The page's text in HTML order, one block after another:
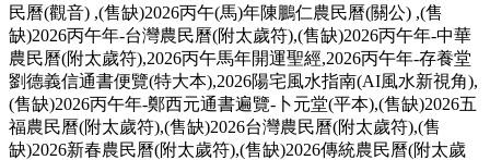
民曆(觀音) ,(售缺)2026丙午(馬)年陳鵬仁農民曆(關公) ,(售
缺)2026丙午年-台灣農民曆(附太歲符),(售缺)2026丙午年-中華
農民曆(附太歲符),2026丙午馬年開運聖經,2026丙午年-存養堂
劉德義信通書便覽(特大本),2026陽宅風水指南(AI風水新視角),
(售缺)2026丙午年-鄭西元通書遍覽-卜元堂(平本),(售缺)2026五
福農民曆(附太歲符),(售缺)2026台灣農民曆(附太歲符),(售
缺)2026新春農民曆(附太歲符),(售缺)2026傳統農民曆(附太歲